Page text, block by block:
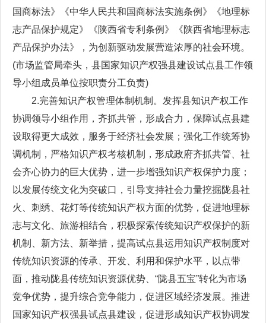
国商标法》《中华人民共和国商标法实施条例》《地理标
志产品保护规定》《陕西省专利条例》《陕西省地理标志
产品保护办法》，为创新驱动发展营造浓厚的社会环境。
(市场监管局牵头，县国家知识产权强县建设试点县工作领
导小组成员单位按职责分工负责)
2.完善知识产权管理体制机制。发挥县知识产权工作
协调领导小组作用，齐抓共管，形成合力，保障试点县建
设取得更大成效，服务于经济社会发展；强化工作统筹协
调机制，严格知识产权考核机制，形成政府齐抓共管、社
会齐心协力的巨大优势，进一步增强知识产权保护力度；
以发展传统文化为突破口，引导支持社会力量挖掘陇县社
火、刺绣、花灯等传统知识产权方面的优势，促进地理标
志与文化、旅游相结合，积极探索传统知识产权保护的新
机制、新方法、新举措，提高试点县运用知识产权制度对
传统知识资源的传承、开发、利用和保护水平，以点带
面，推动陇县传统知识资源优势、“陇县五宝”转化为市场
竞争优势，提升综合竞争能力，促进区域经济发展。推进
国家知识产权强县试点县建设，促进形成知识产权协调发